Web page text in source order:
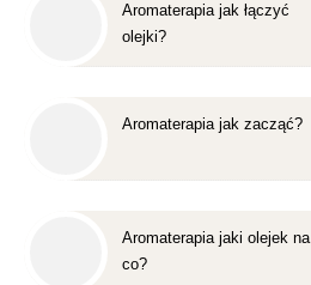
Aromaterapia jak łączyć
olejki?
Aromaterapia jak zacząć?
Aromaterapia jaki olejek na
co?